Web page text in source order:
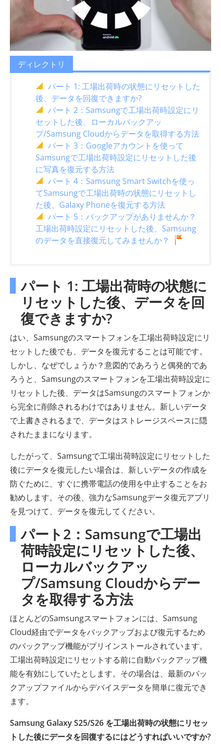
ディレクトリ
パート 1: 工場出荷時の状態にリセットした
後、データを回復できますか?
パート 2：Samsungで工場出荷時設定にリ
セットした後、ローカルバックアッ
プ/Samsung Cloudからデータを取得する方法
パート 3：Googleアカウントを使って
Samsungで工場出荷時設定にリセットした後
に写真を復元する方法
パート 4：Samsung Smart Switchを使っ
てSamsungで工場出荷時の状態にリセットし
た後、Galaxy Phoneを復元する方法
パート 5：バックアップがありませんか？
工場出荷時設定にリセットした後、Samsung
のデータを直接復元してみませんか？
パート 1: 工場出荷時の状態に
リセットした後、データを回
復できますか?
はい、Samsungのスマートフォンを工場出荷時設定にリ
セットした後でも、データを復元することは可能です。
しかし、なぜでしょうか？意図的であろうと偶発的であ
ろうと、Samsungのスマートフォンを工場出荷時設定に
リセットした後、データはSamsungのスマートフォンか
ら完全に削除されるわけではありません。新しいデータ
で上書きされるまで、データはストレージスペースに隠
されたままになります。
したがって、Samsungで工場出荷時設定にリセットした
後にデータを復元したい場合は、新しいデータの作成を
防ぐために、すぐに携帯電話の使用を中止することをお
勧めします。その後、強力なSamsungデータ復元アプリ
を見つけて、データを復元してください。
パート2：Samsungで工場出
荷時設定にリセットした後、
ローカルバックアッ
プ/Samsung Cloudからデー
タを取得する方法
ほとんどのSamsungスマートフォンには、Samsung
Cloud経由でデータをバックアップおよび復元するため
のバックアップ機能がプリインストールされています。
工場出荷時設定にリセットする前に自動バックアップ機
能を有効にしていたとします。その場合は、最新のバッ
クアップファイルからデバイスデータを簡単に復元でき
ます。
Samsung Galaxy S25/S26 を工場出荷時の状態にリセッ
トした後にデータを回復するにはどうすればいいですか?